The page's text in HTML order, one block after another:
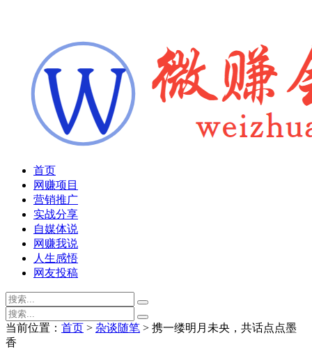
首页
网赚项目
营销推广
实战分享
自媒体说
网赚我说
人生感悟
网友投稿
当前位置： 首页 > 杂谈随笔 > 携一缕明月未央，共话点点墨
香